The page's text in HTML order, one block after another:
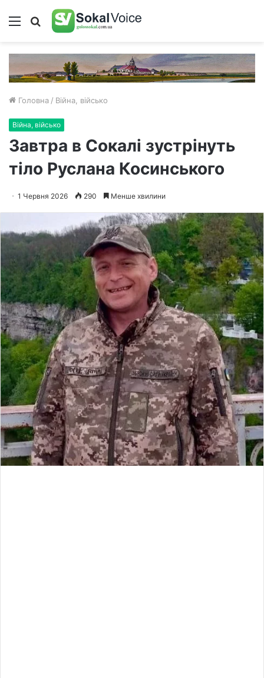
Меню Пошук
Головна / Війна, військо
Війна, військо
Завтра в Сокалі зустрінуть
тіло Руслана Косинського
1 Червня 2026 290 Менше хвилини